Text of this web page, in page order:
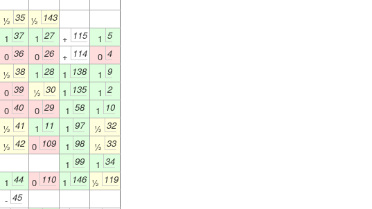
½ 35 ½ 143
1 37 1 27 + 115 1 5
0 36 0 26 + 114 0 4
½ 38 1 28 1 138 1 9
0 39 ½ 30 1 135 1 2
0 40 0 29 1 58 1 10
½ 41 1 11 1 97 ½ 32
½ 42 0 109 1 98 ½ 33
1 99 1 34
1 44 0 110 1 146 ½ 119
- 45